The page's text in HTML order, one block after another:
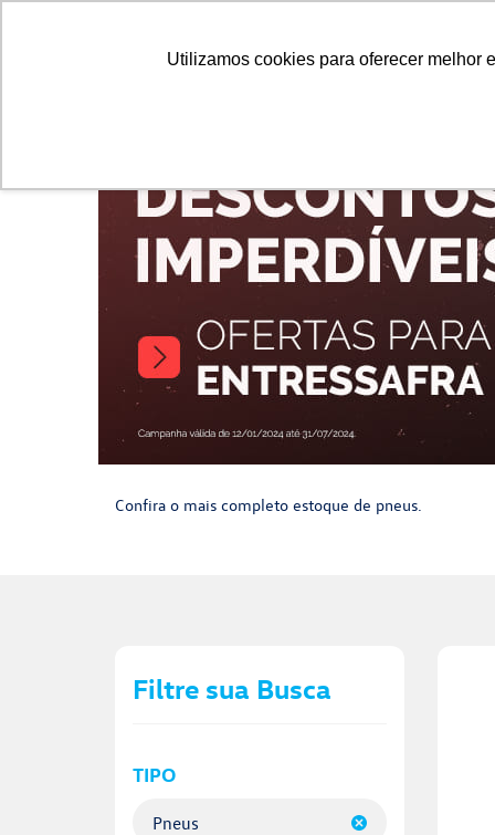
Utilizamos cookies para oferecer melhor
Confira o mais completo estoque de pneus.
Filtre sua Busca
TIPO
Pneus